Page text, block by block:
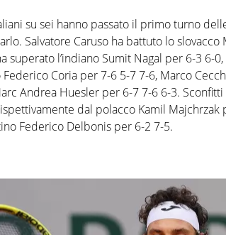
su sei hanno passato il primo turno
Salvatore Caruso ha battuto lo
superato l’indiano Sumit Nagal per 6-3 6-
Federico Coria per 7-6 5-7 7-6, Marco
Andrea Huesler per 6-7 7-6 6-3.
dal polacco Kamil
Federico Delbonis per 6-2 7-5.